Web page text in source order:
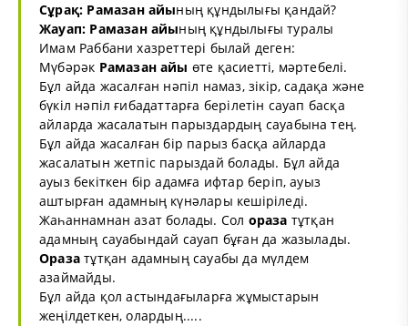
Сұрақ: Рамазан айының құндылығы қандай?
Жауап: Рамазан айының құндылығы туралы
Имам Раббани хазреттері былай деген:
Мүбәрәк Рамазан айы өте қасиетті, мәртебелі.
Бұл айда жасалған нәпіл намаз, зікір, садақа және
бүкіл нәпіл ғибадаттарға берілетін сауап басқа
айларда жасалатын парыздардың сауабына тең.
Бұл айда жасалған бір парыз басқа айларда
жасалатын жетпіс парыздай болады. Бұл айда
ауыз бекіткен бір адамға ифтар беріп, ауыз
аштырған адамның күнәлары кешіріледі.
Жаһаннамнан азат болады. Сол ораза тұтқан
адамның сауабындай сауап бұған да жазылады.
Оразатұтқан адамның сауабы да мүлдем
азаймайды.
Бұл айда қол астындағыларға жұмыстарын
жеңілдеткен, олардың.....